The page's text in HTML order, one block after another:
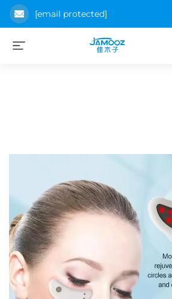
[email protected]